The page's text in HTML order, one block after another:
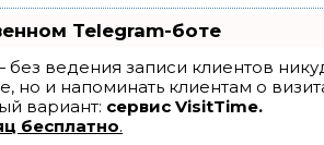
Telegram-боте
без ведения записи клиентов
но и напоминать клиентам о
вариант: сервис VisitTime.
бесплатно.